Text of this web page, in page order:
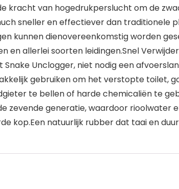
kracht van hogedrukperslucht om de
sneller en effectiever dan traditionele
kunnen dienovereenkomstig worden
en allerlei soorten leidingen.Snel
Unclogger, niet nodig een
gebruiken om het verstopte toilet,
te bellen of harde chemicaliën te
zevende generatie, waardoor
kop.Een natuurlijk rubber dat taai en